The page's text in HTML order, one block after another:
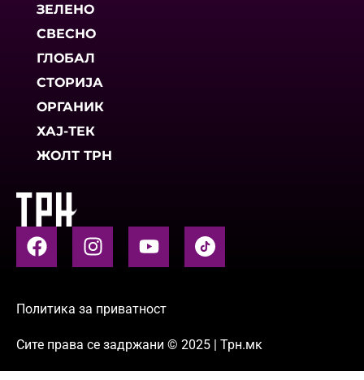
ЗЕЛЕНО
СВЕСНО
ГЛОБАЛ
СТОРИЈА
ОРГАНИК
ХАЈ-ТЕК
ЖОЛТ ТРН
Политика за приватност
Сите права се задржани © 2025 | Трн.мк